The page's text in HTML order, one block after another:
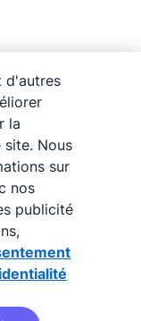
d'autres
la
Nous
sur
nos
publicité